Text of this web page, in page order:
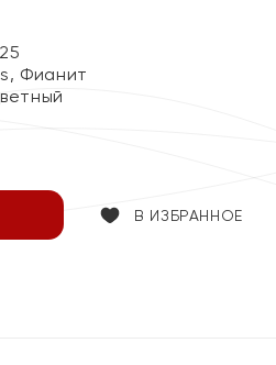
Фианит
В ИЗБРАННОЕ